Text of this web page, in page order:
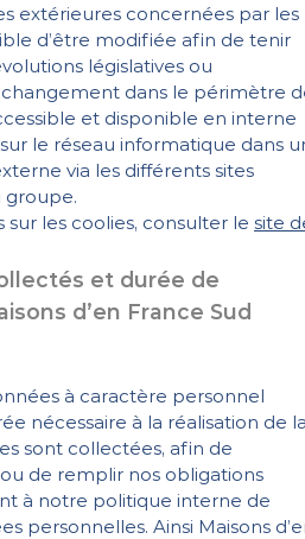
extérieures concernées par les
d’être modifiée afin de tenir
législatives ou
dans le périmètre
et disponible en interne
le réseau informatique dans
via les différents sites
groupe.
sur les coolies, consulter le site
et durée de
d’en France Sud
à caractère personnel
nécessaire à la réalisation de
sont collectées, afin de
de remplir nos obligations
à notre politique interne de
personnelles. Ainsi Maisons